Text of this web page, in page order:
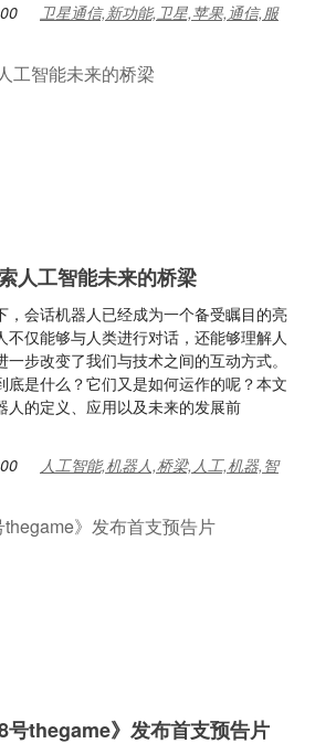
卫星通信,新功能,卫星,苹果,通信,服
人工智能未来的桥梁
，会话机器人已经成为一个备受瞩目的亮
不仅能够与人类进行对话，还能够理解人
步改变了我们与技术之间的互动方式。
底是什么？它们又是如何运作的呢？本文
人的定义、应用以及未来的发展前
人工智能,机器人,桥梁,人工,机器,智
号thegame》发布首支预告片